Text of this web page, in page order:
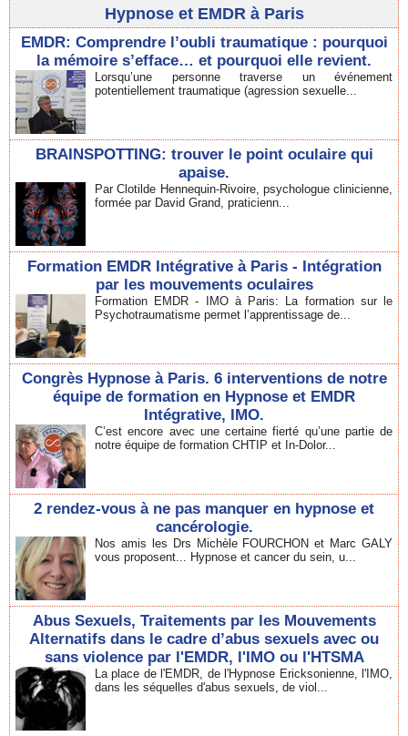
Hypnose et EMDR à Paris
EMDR: Comprendre l’oubli traumatique : pourquoi
la mémoire s’efface… et pourquoi elle revient.
Lorsqu’une personne traverse un événement
potentiellement traumatique (agression sexuelle...
BRAINSPOTTING: trouver le point oculaire qui
apaise.
Par Clotilde Hennequin-Rivoire, psychologue clinicienne,
formée par David Grand, praticienn...
Formation EMDR Intégrative à Paris - Intégration
par les mouvements oculaires
Formation EMDR - IMO à Paris: La formation sur le
Psychotraumatisme permet l’apprentissage de...
Congrès Hypnose à Paris. 6 interventions de notre
équipe de formation en Hypnose et EMDR
Intégrative, IMO.
C’est encore avec une certaine fierté qu’une partie de
notre équipe de formation CHTIP et In-Dolor...
2 rendez-vous à ne pas manquer en hypnose et
cancérologie.
Nos amis les Drs Michèle FOURCHON et Marc GALY
vous proposent... Hypnose et cancer du sein, u...
Abus Sexuels, Traitements par les Mouvements
Alternatifs dans le cadre d’abus sexuels avec ou
sans violence par l'EMDR, l'IMO ou l'HTSMA
La place de l'EMDR, de l'Hypnose Ericksonienne, l'IMO,
dans les séquelles d'abus sexuels, de viol...